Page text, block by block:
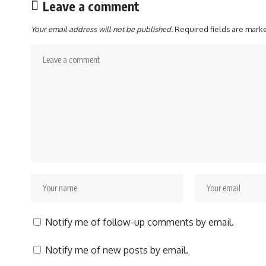
Leave a comment
Your email address will not be published.Required fields are
Notify me of follow-up comments by email.
Notify me of new posts by email.